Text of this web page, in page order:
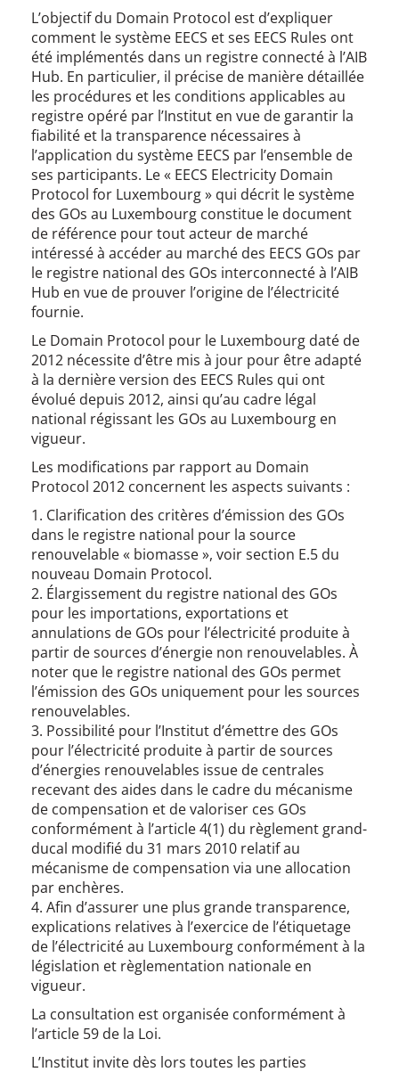
L’objectif du Domain Protocol est d’expliquer
comment le système EECS et ses EECS Rules ont
été implémentés dans un registre connecté à l’AIB
Hub. En particulier, il précise de manière détaillée
les procédures et les conditions applicables au
registre opéré par l’Institut en vue de garantir la
fiabilité et la transparence nécessaires à
l’application du système EECS par l’ensemble de
ses participants. Le « EECS Electricity Domain
Protocol for Luxembourg » qui décrit le système
des GOs au Luxembourg constitue le document
de référence pour tout acteur de marché
intéressé à accéder au marché des EECS GOs par
le registre national des GOs interconnecté à l’AIB
Hub en vue de prouver l’origine de l’électricité
fournie.
Le Domain Protocol pour le Luxembourg daté de
2012 nécessite d’être mis à jour pour être adapté
à la dernière version des EECS Rules qui ont
évolué depuis 2012, ainsi qu’au cadre légal
national régissant les GOs au Luxembourg en
vigueur.
Les modifications par rapport au Domain
Protocol 2012 concernent les aspects suivants :
1. Clarification des critères d’émission des GOs
dans le registre national pour la source
renouvelable « biomasse », voir section E.5 du
nouveau Domain Protocol.
2. Élargissement du registre national des GOs
pour les importations, exportations et
annulations de GOs pour l’électricité produite à
partir de sources d’énergie non renouvelables. À
noter que le registre national des GOs permet
l’émission des GOs uniquement pour les sources
renouvelables.
3. Possibilité pour l’Institut d’émettre des GOs
pour l’électricité produite à partir de sources
d’énergies renouvelables issue de centrales
recevant des aides dans le cadre du mécanisme
de compensation et de valoriser ces GOs
conformément à l’article 4(1) du règlement grand-
ducal modifié du 31 mars 2010 relatif au
mécanisme de compensation via une allocation
par enchères.
4. Afin d’assurer une plus grande transparence,
explications relatives à l’exercice de l’étiquetage
de l’électricité au Luxembourg conformément à la
législation et règlementation nationale en
vigueur.
La consultation est organisée conformément à
l’article 59 de la Loi.
L’Institut invite dès lors toutes les parties